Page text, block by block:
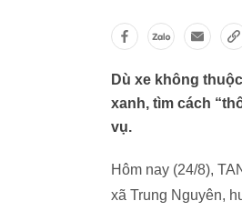
Dù xe không
xanh, tìm cách
vụ.
Hôm nay (24/8),
xã Trung Nguyên,